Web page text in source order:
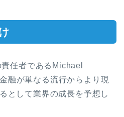
任者であるMichael
融が単なる流行からより現
として業界の成長を予想し